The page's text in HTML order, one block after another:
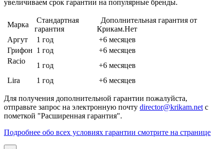
увеличиваем срок гарантии на популярные бренды.
Марка
Стандартная
гарантия
Дополнительная гарантия от
Крикам.Нет
Аргут
1 год
+6 месяцев
Грифон 1 год
+6 месяцев
Racio
1 год
+6 месяцев
Lira
1 год +6 месяцев
Для получения дополнительной гарантии пожалуйста,
отправьте запрос на электронную почту director@krikam.net с
пометкой "Расширенная гарантия".
Подробнее обо всех условиях гарантии смотрите на странице